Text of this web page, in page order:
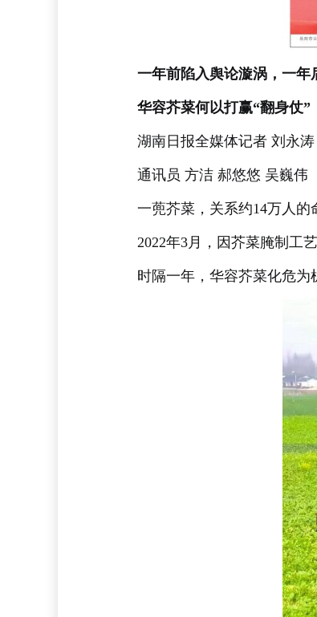
一年前陷入舆论漩涡，一年
华容芥菜何以打赢“翻身仗”
湖南日报全媒体记者 刘永
通讯员 方洁 郝悠悠 吴巍伟
一蔸芥菜，关系约14万人的
2022年3月，因芥菜腌制工
时隔一年，华容芥菜化危为